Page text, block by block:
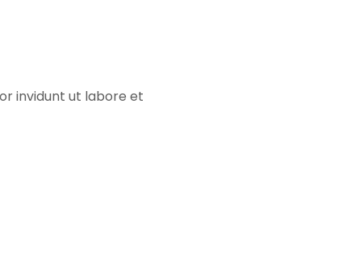
invidunt ut labore et